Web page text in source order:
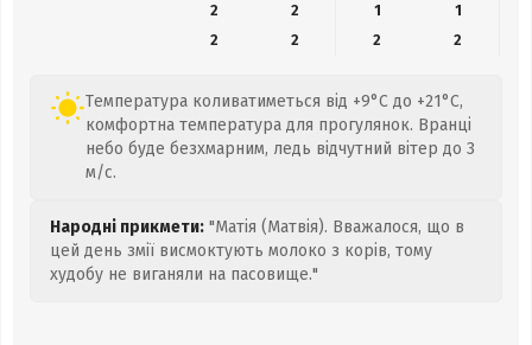
2
2 1
1
2
2 2 2
Температура коливатиметься від +9°C до +21°C,
комфортна температура для прогулянок. Вранці
небо буде безхмарним, ледь відчутний вітер до 3
м/с.
Народні прикмети: "Матія (Матвія). Вважалося, що в
цей день змії висмоктують молоко з корів, тому
худобу не виганяли на пасовище."